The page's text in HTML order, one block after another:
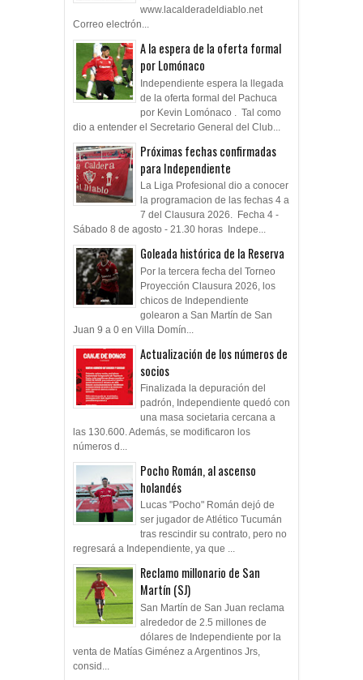
www.lacalderadeldiablo.net
Correo electrón...
A la espera de la oferta formal
por Lomónaco
Independiente espera la llegada
de la oferta formal del Pachuca
por Kevin Lomónaco . Tal como
dio a entender el Secretario General del Club...
Próximas fechas confirmadas
para Independiente
La Liga Profesional dio a conocer
la programacion de las fechas 4 a
7 del Clausura 2026. Fecha 4 -
Sábado 8 de agosto - 21.30 horas Indepe...
Goleada histórica de la Reserva
Por la tercera fecha del Torneo
Proyección Clausura 2026, los
chicos de Independiente
golearon a San Martín de San
Juan 9 a 0 en Villa Domín...
Actualización de los números de
socios
Finalizada la depuración del
padrón, Independiente quedó con
una masa societaria cercana a
las 130.600. Además, se modificaron los
números d...
Pocho Román, al ascenso
holandés
Lucas "Pocho" Román dejó de
ser jugador de Atlético Tucumán
tras rescindir su contrato, pero no
regresará a Independiente, ya que ...
Reclamo millonario de San
Martín (SJ)
San Martín de San Juan reclama
alrededor de 2.5 millones de
dólares de Independiente por la
venta de Matías Giménez a Argentinos Jrs,
consid...